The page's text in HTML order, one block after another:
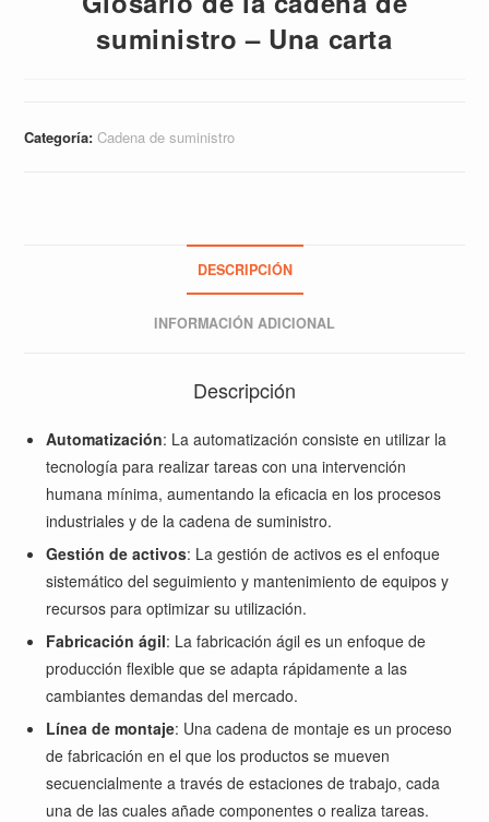
suministro – Una carta
Categoría:Cadena de suministro
DESCRIPCIÓN
INFORMACIÓN ADICIONAL
Descripción
Automatización: La automatización consiste en utilizar la
tecnología para realizar tareas con una intervención
humana mínima, aumentando la eficacia en los procesos
industriales y de la cadena de suministro.
Gestión de activos: La gestión de activos es el enfoque
sistemático del seguimiento y mantenimiento de equipos y
recursos para optimizar su utilización.
Fabricación ágil: La fabricación ágil es un enfoque de
producción flexible que se adapta rápidamente a las
cambiantes demandas del mercado.
Línea de montaje: Una cadena de montaje es un proceso
de fabricación en el que los productos se mueven
secuencialmente a través de estaciones de trabajo, cada
una de las cuales añade componentes o realiza tareas.